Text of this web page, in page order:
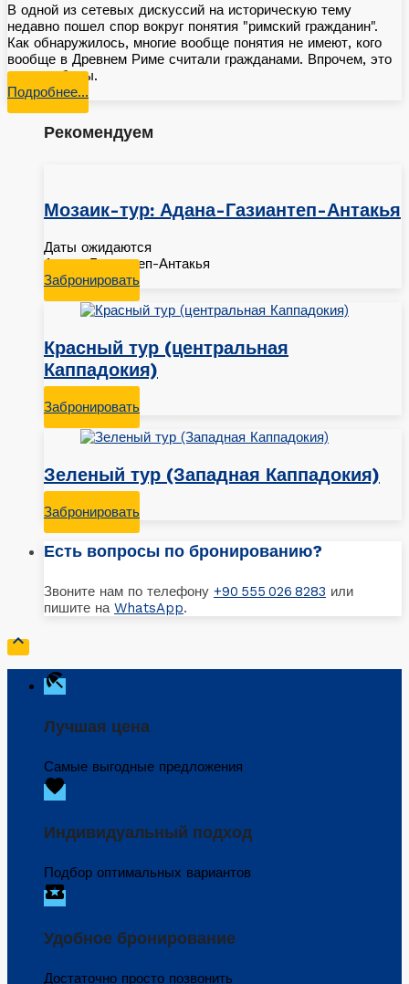
В одной из сетевых дискуссий на историческую тему
недавно пошел спор вокруг понятия "римский гражданин".
Как обнаружилось, многие вообще понятия не имеют, кого
вообще в Древнем Риме считали гражданами. Впрочем, это
еще полбеды.
Подробнее…
Рекомендуем
Мозаик-тур: Адана-Газиантеп-Антакья
Даты ожидаются
Адана-Газиантеп-Антакья
Забронировать
Красный тур (центральная
Каппадокия)
Забронировать
Зеленый тур (Западная Каппадокия)
Забронировать
Есть вопросы по бронированию?
Звоните нам по телефону +90 555 026 8283 или
пишите на WhatsApp.

beach_access
Лучшая цена
Самые выгодные предложения
favorite
Индивидуальный подход
Подбор оптимальных вариантов
local_activity
Удобное бронирование
Достаточно просто позвонить